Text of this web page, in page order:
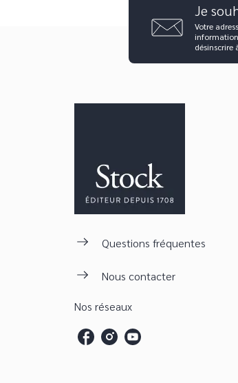
Je
Votre
désinscrire
Questions fréquentes
Nous contacter
Nos réseaux